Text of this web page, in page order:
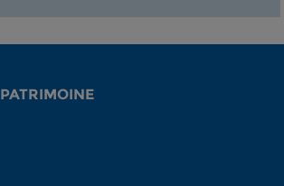
PATRIMOINE